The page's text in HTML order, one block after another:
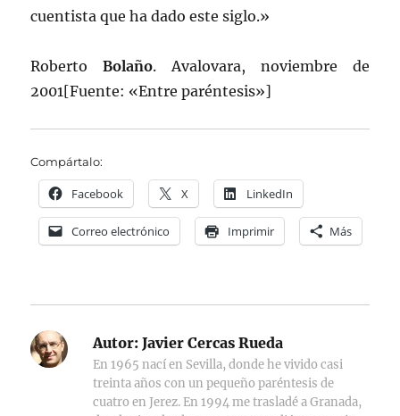
cuentista que ha dado este siglo.»
RobertoBolaño. Avalovara, noviembre de
2001[Fuente: «Entre paréntesis»]
Compártalo:
Facebook X LinkedIn
Correo electrónico Imprimir Más
Autor: Javier Cercas Rueda
En 1965 nací en Sevilla, donde he vivido casi
treinta años con un pequeño paréntesis de
cuatro en Jerez. En 1994 me trasladé a Granada,